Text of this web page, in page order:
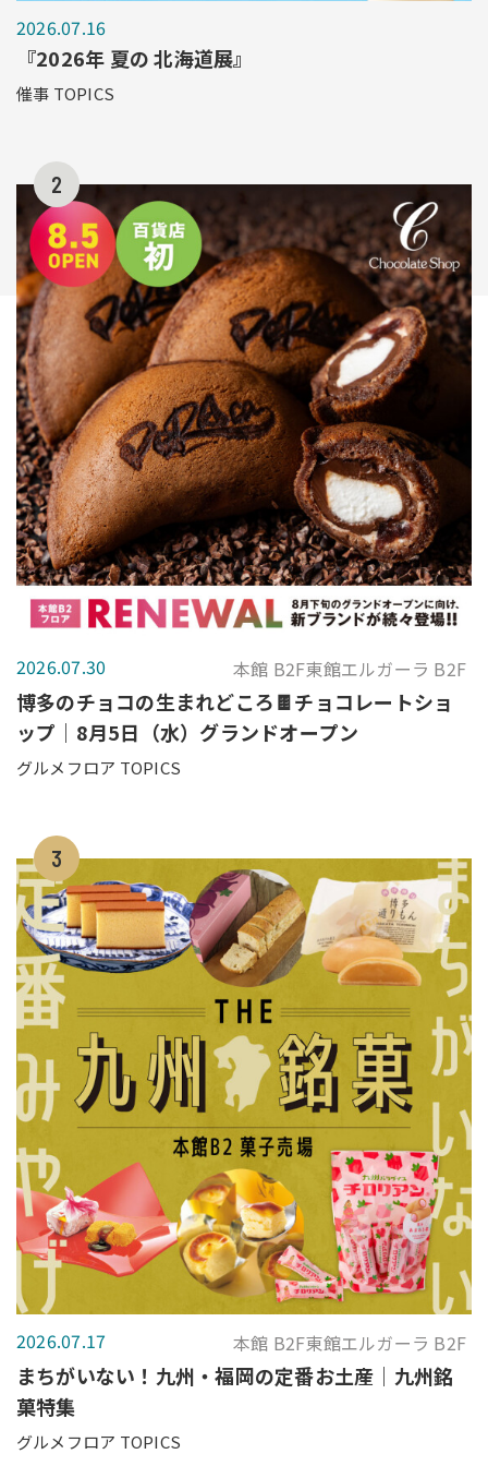
2026.07.16
『2026年 夏の 北海道展』
催事 TOPICS
2
2026.07.30 本館 B2F東館エルガーラ B2F
博多のチョコの生まれどころ🍫チョコレートショ
ップ｜8月5日（水）グランドオープン
グルメフロア TOPICS
3
2026.07.17 本館 B2F東館エルガーラ B2F
まちがいない！九州・福岡の定番お土産｜九州銘
菓特集
グルメフロア TOPICS